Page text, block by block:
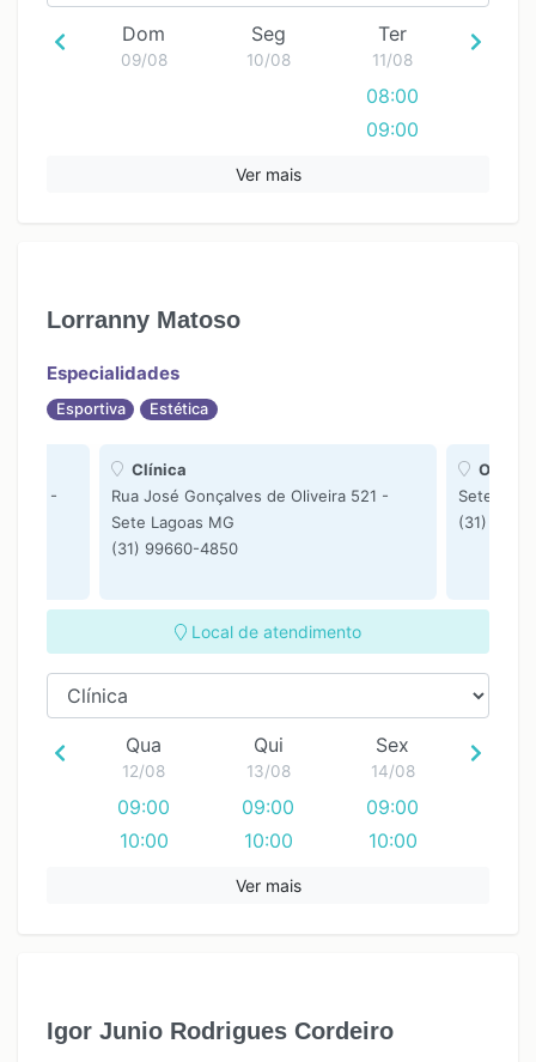
Dom
09/08
Seg
10/08
Ter
11/08
08:00
09:00
Ver mais
Lorranny Matoso
Especialidades
Esportiva Estética
1849 -
Clínica
Rua José Gonçalves de Oliveira 521 -
Sete Lagoas MG
(31) 99660-4850
Online
Sete
(31)
Local de atendimento
Qua
12/08
09:00
10:00
16:00
Qui
13/08
09:00
10:00
11:00
16:00
Sex
14/08
09:00
10:00
Ver mais
Igor Junio Rodrigues Cordeiro